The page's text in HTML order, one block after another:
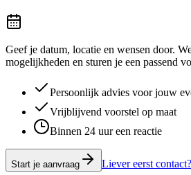
Geef je datum, locatie en wensen door.
mogelijkheden en sturen je een passend
Persoonlijk advies voor jouw
Vrijblijvend voorstel op maat
Binnen 24 uur een reactie
Start je aanvraag Liever eerst contact?